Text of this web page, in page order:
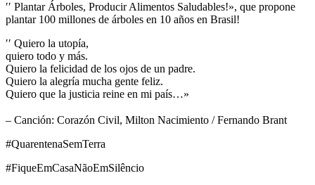
′′ Plantar Árboles, Producir Alimentos Saludables!», que propone
plantar 100 millones de árboles en 10 años en Brasil!
′′ Quiero la utopía,
quiero todo y más.
Quiero la felicidad de los ojos de un padre.
Quiero la alegría mucha gente feliz.
Quiero que la justicia reine en mi país…»
– Canción: Corazón Civil, Milton Nacimiento / Fernando Brant
#QuarentenaSemTerra
#FiqueEmCasaNãoEmSilêncio